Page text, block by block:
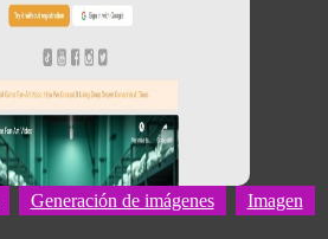
Generación de imágenes Imagen